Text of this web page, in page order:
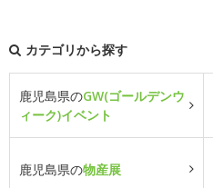
カテゴリから探す
鹿児島県のGW(ゴールデンウ
ィーク)イベント
鹿児島県の物産展